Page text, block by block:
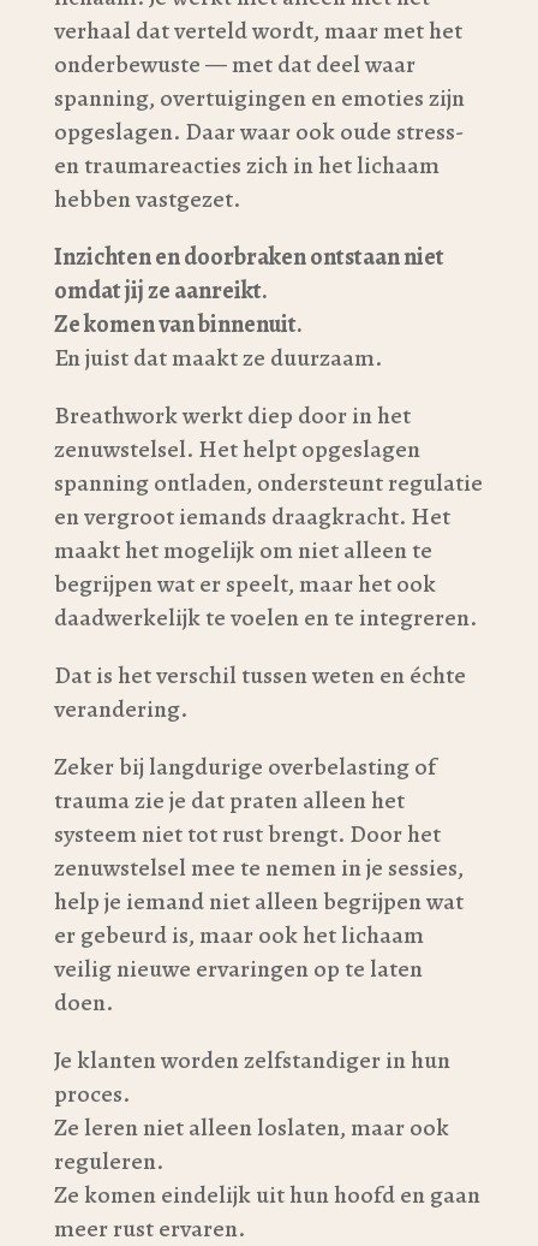
verhaal dat verteld wordt, maar met het
onderbewuste — met dat deel waar
spanning, overtuigingen en emoties zijn
opgeslagen. Daar waar ook oude stress-
en traumareacties zich in het lichaam
hebben vastgezet.
Inzichten en doorbraken ontstaan niet
omdat jij ze aanreikt.
Ze komen van binnenuit.
En juist dat maakt ze duurzaam.
Breathwork werkt diep door in het
zenuwstelsel. Het helpt opgeslagen
spanning ontladen, ondersteunt regulatie
en vergroot iemands draagkracht. Het
maakt het mogelijk om niet alleen te
begrijpen wat er speelt, maar het ook
daadwerkelijk te voelen en te integreren.
Dat is het verschil tussen weten en échte
verandering.
Zeker bij langdurige overbelasting of
trauma zie je dat praten alleen het
systeem niet tot rust brengt. Door het
zenuwstelsel mee te nemen in je sessies,
help je iemand niet alleen begrijpen wat
er gebeurd is, maar ook het lichaam
veilig nieuwe ervaringen op te laten
doen.
Je klanten worden zelfstandiger in hun
proces.
Ze leren niet alleen loslaten, maar ook
reguleren.
Ze komen eindelijk uit hun hoofd en gaan
meer rust ervaren.